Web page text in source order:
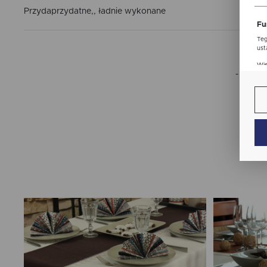
Przydaprzydatne,, ładnie wykonane
- to dla